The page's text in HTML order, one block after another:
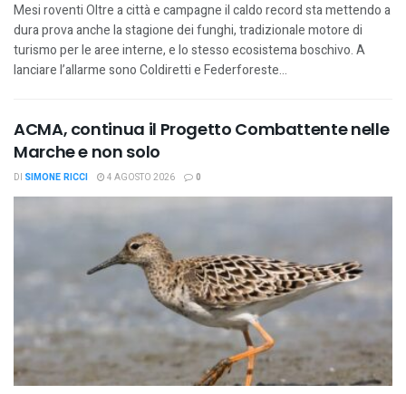
Mesi roventi Oltre a città e campagne il caldo record sta mettendo a
dura prova anche la stagione dei funghi, tradizionale motore di
turismo per le aree interne, e lo stesso ecosistema boschivo. A
lanciare l’allarme sono Coldiretti e Federforeste...
ACMA, continua il Progetto Combattente nelle
Marche e non solo
DI SIMONE RICCI 4 AGOSTO 2026 0